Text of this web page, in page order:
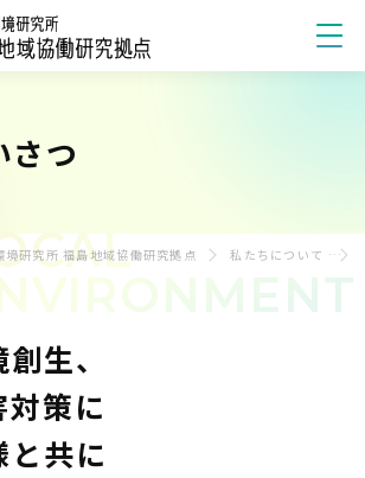
さつ
境研究所 福島地域協働研究拠点 私たちについて
生、
策に
共に